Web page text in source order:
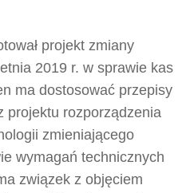
projekt zmiany
2019 r. w sprawie kas
ma dostosować przepisy
projektu rozporządzenia
zmieniającego
wymagań technicznych
związek z objęciem